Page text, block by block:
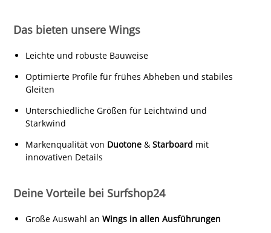
Das bieten unsere Wings
Leichte und robuste Bauweise
Optimierte Profile für frühes Abheben und stabiles
Gleiten
Unterschiedliche Größen für Leichtwind und
Starkwind
Markenqualität von Duotone& Starboard mit
innovativen Details
Deine Vorteile bei Surfshop24
Große Auswahl an Wings in allen Ausführungen